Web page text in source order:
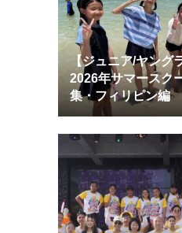
【ジュニア/ヤング
2026年サマースク
集・フィリピン編